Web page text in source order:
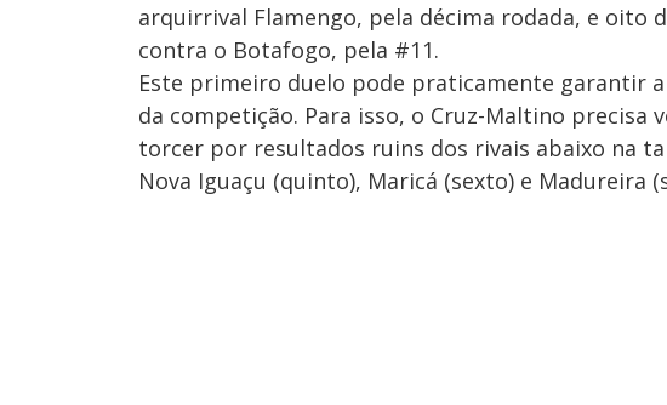
arquirrival Flamengo, pela décima rodada, e oito
contra o Botafogo, pela #11.
Este primeiro duelo pode praticamente garantir
da competição. Para isso, o Cruz-Maltino precisa
torcer por resultados ruins dos rivais abaixo na
Nova Iguaçu (quinto), Maricá (sexto) e Madureira